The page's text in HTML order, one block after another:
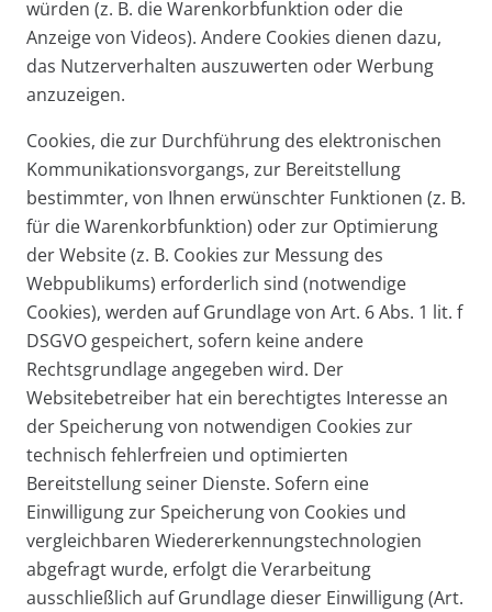
würden (z. B. die Warenkorbfunktion oder die
Anzeige von Videos). Andere Cookies dienen dazu,
das Nutzerverhalten auszuwerten oder Werbung
anzuzeigen.
Cookies, die zur Durchführung des elektronischen
Kommunikationsvorgangs, zur Bereitstellung
bestimmter, von Ihnen erwünschter Funktionen (z. B.
für die Warenkorbfunktion) oder zur Optimierung
der Website (z. B. Cookies zur Messung des
Webpublikums) erforderlich sind (notwendige
Cookies), werden auf Grundlage von Art. 6 Abs. 1 lit. f
DSGVO gespeichert, sofern keine andere
Rechtsgrundlage angegeben wird. Der
Websitebetreiber hat ein berechtigtes Interesse an
der Speicherung von notwendigen Cookies zur
technisch fehlerfreien und optimierten
Bereitstellung seiner Dienste. Sofern eine
Einwilligung zur Speicherung von Cookies und
vergleichbaren Wiedererkennungstechnologien
abgefragt wurde, erfolgt die Verarbeitung
ausschließlich auf Grundlage dieser Einwilligung (Art.